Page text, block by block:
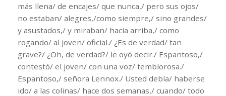
más llena/ de encajes/ que nunca,/ pero sus ojos/
no estaban/ alegres,/como siempre,/ sino grandes/
y asustados,/ y miraban/ hacia arriba,/ como
rogando/ al joven/ oficial./ ¿Es de verdad/ tan
grave?/ ¿Oh, de verdad?/ le oyó decir./ Espantoso,/
contestó/ el joven/ con una voz/ temblorosa./
Espantoso,/ señora Lennox./ Usted debía/ haberse
ido/ a las colinas/ hace dos semanas,/ cuando/ todo